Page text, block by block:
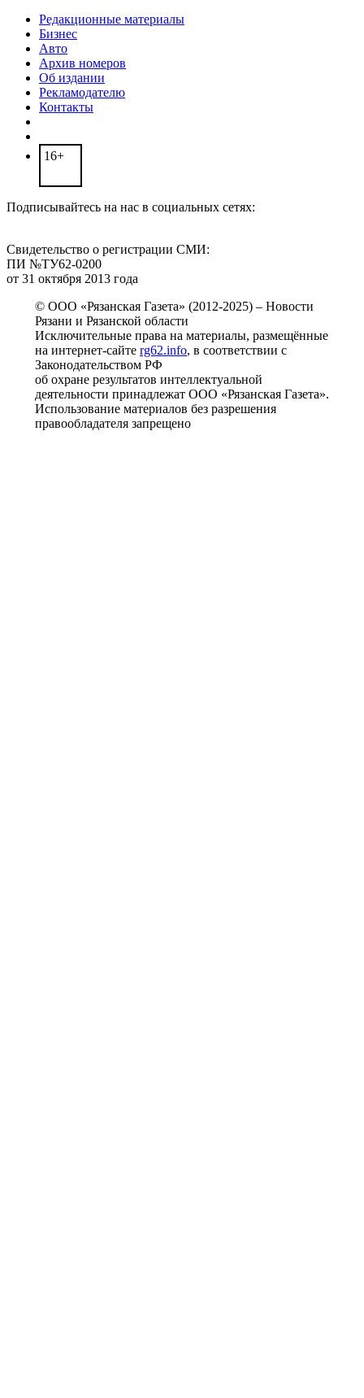
Редакционные материалы
Бизнес
Авто
Архив номеров
Об издании
Рекламодателю
Контакты
16+
Подписывайтесь на нас в социальных сетях:
Свидетельство о регистрации СМИ:
ПИ №ТУ62-0200
от 31 октября 2013 года
© ООО «Рязанская Газета» (2012-2025) – Новости
Рязани и Рязанской области
Исключительные права на материалы, размещённые
на интернет-сайте rg62.info, в соответствии с
Законодательством РФ
об охране результатов интеллектуальной
деятельности принадлежат ООО «Рязанская Газета».
Использование материалов без разрешения
правообладателя запрещено